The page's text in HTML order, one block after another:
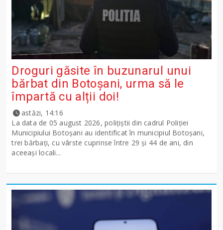
Droguri găsite în buzunarul unui
bărbat din Botoșani, urma să le
împartă cu alții doi!
astăzi, 14:16
La data de 05 august 2026, polițiștii din cadrul Poliției
Municipiului Botoșani au identificat în municipiul Botoșani,
trei bărbați, cu vârste cuprinse între 29 și 44 de ani, din
aceeași locali...